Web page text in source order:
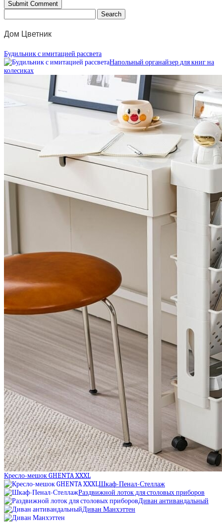
Дом Цветник
Будильник с имитацией рассвета
Напольный органайзер для книг на
колесиках
Кресло-мешок GHENTA XXXL
Шкаф-Пенал-Стеллаж
Раздвижной лоток для столовых приборов
Диван антивандальный
Диван Манхэттен